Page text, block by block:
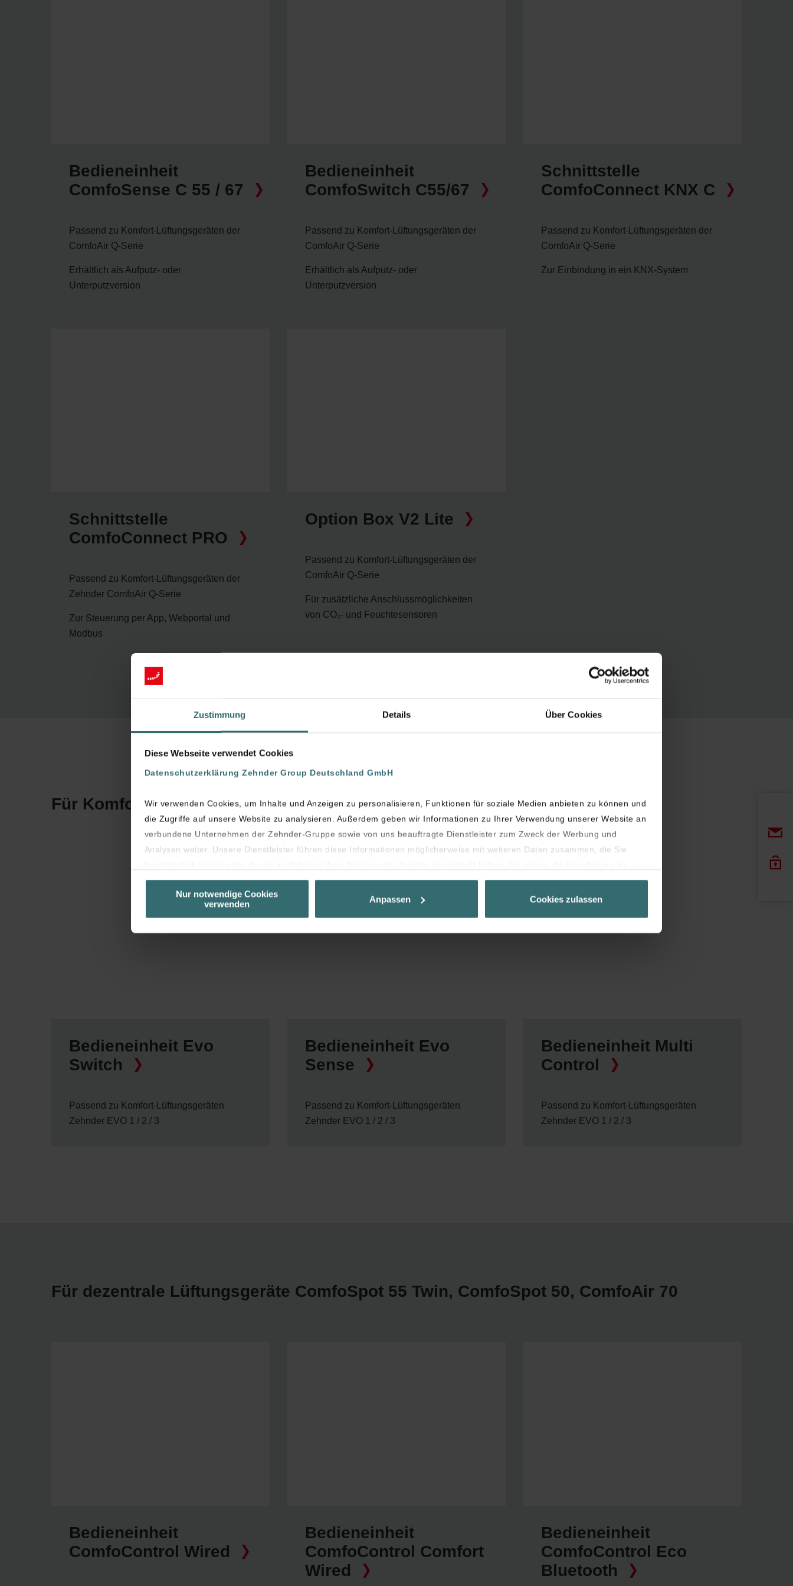
Zustimmung Details Über Cookies
Diese Webseite verwendet Cookies
Datenschutzerklärung Zehnder Group Deutschland GmbH
Wir verwenden Cookies, um Inhalte und Anzeigen zu personalisieren, Funktionen für soziale Medien anbieten zu können und
die Zugriffe auf unsere Website zu analysieren. Außerdem geben wir Informationen zu Ihrer Verwendung unserer Website an
verbundene Unternehmen der Zehnder-Gruppe sowie von uns beauftragte Dienstleister zum Zweck der Werbung und
Analysen weiter. Unsere Dienstleister führen diese Informationen möglicherweise mit weiteren Daten zusammen, die Sie
unseren Cookies, wenn Sie in deren Verwendung eingewilligt haben.
Laut Gesetz können wir Cookies auf Ihrem Gerät speichern, wenn diese für den Betrieb dieser Seite unbedingt notwendig
sind (Kategorie „Notwendig“). Für alle anderen Cookie-Typen benötigen wir Ihre Einwilligung.
Nur notwendige Cookies
verwenden
Anpassen Cookies zulassen
Bedieneinheit
ComfoSense C 55 / 67
Passend zu Komfort-Lüftungsgeräten der
ComfoAir Q-Serie
Erhältlich als Aufputz- oder
Unterputzversion
Bedieneinheit
ComfoSwitch C55/67
Passend zu Komfort-Lüftungsgeräten der
ComfoAir Q-Serie
Erhältlich als Aufputz- oder
Unterputzversion
Schnittstelle
ComfoConnect KNX C
Passend zu Komfort-Lüftungsgeräten der
ComfoAir Q-Serie
Zur Einbindung in ein KNX-System
Schnittstelle
ComfoConnect PRO
Passend zu Komfort-Lüftungsgeräten der
Zehnder ComfoAir Q-Serie
Zur Steuerung per App, Webportal und
Modbus
Option Box V2 Lite
Passend zu Komfort-Lüftungsgeräten der
ComfoAir Q-Serie
Für zusätzliche Anschlussmöglichkeiten
von CO₂- und Feuchtesensoren
Für Komfort-Lüftungsgeräte Zehnder EVO 1 / 2 / 3
Bedieneinheit Evo
Switch
Passend zu Komfort-Lüftungsgeräten
Zehnder EVO 1 / 2 / 3
Bedieneinheit Evo
Sense
Passend zu Komfort-Lüftungsgeräten
Zehnder EVO 1 / 2 / 3
Bedieneinheit Multi
Control
Passend zu Komfort-Lüftungsgeräten
Zehnder EVO 1 / 2 / 3
Für dezentrale Lüftungsgeräte ComfoSpot 55 Twin, ComfoSpot 50, ComfoAir 70
Bedieneinheit
ComfoControl Wired
Bedieneinheit
ComfoControl Comfort
Wired
Bedieneinheit
ComfoControl Eco
Bluetooth